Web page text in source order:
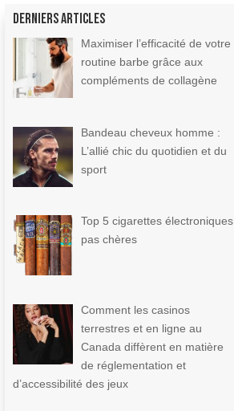
Derniers articles
Maximiser l’efficacité de votre
routine barbe grâce aux
compléments de collagène
Bandeau cheveux homme :
L’allié chic du quotidien et du
sport
Top 5 cigarettes électroniques
pas chères
Comment les casinos
terrestres et en ligne au
Canada diffèrent en matière
de réglementation et
d’accessibilité des jeux